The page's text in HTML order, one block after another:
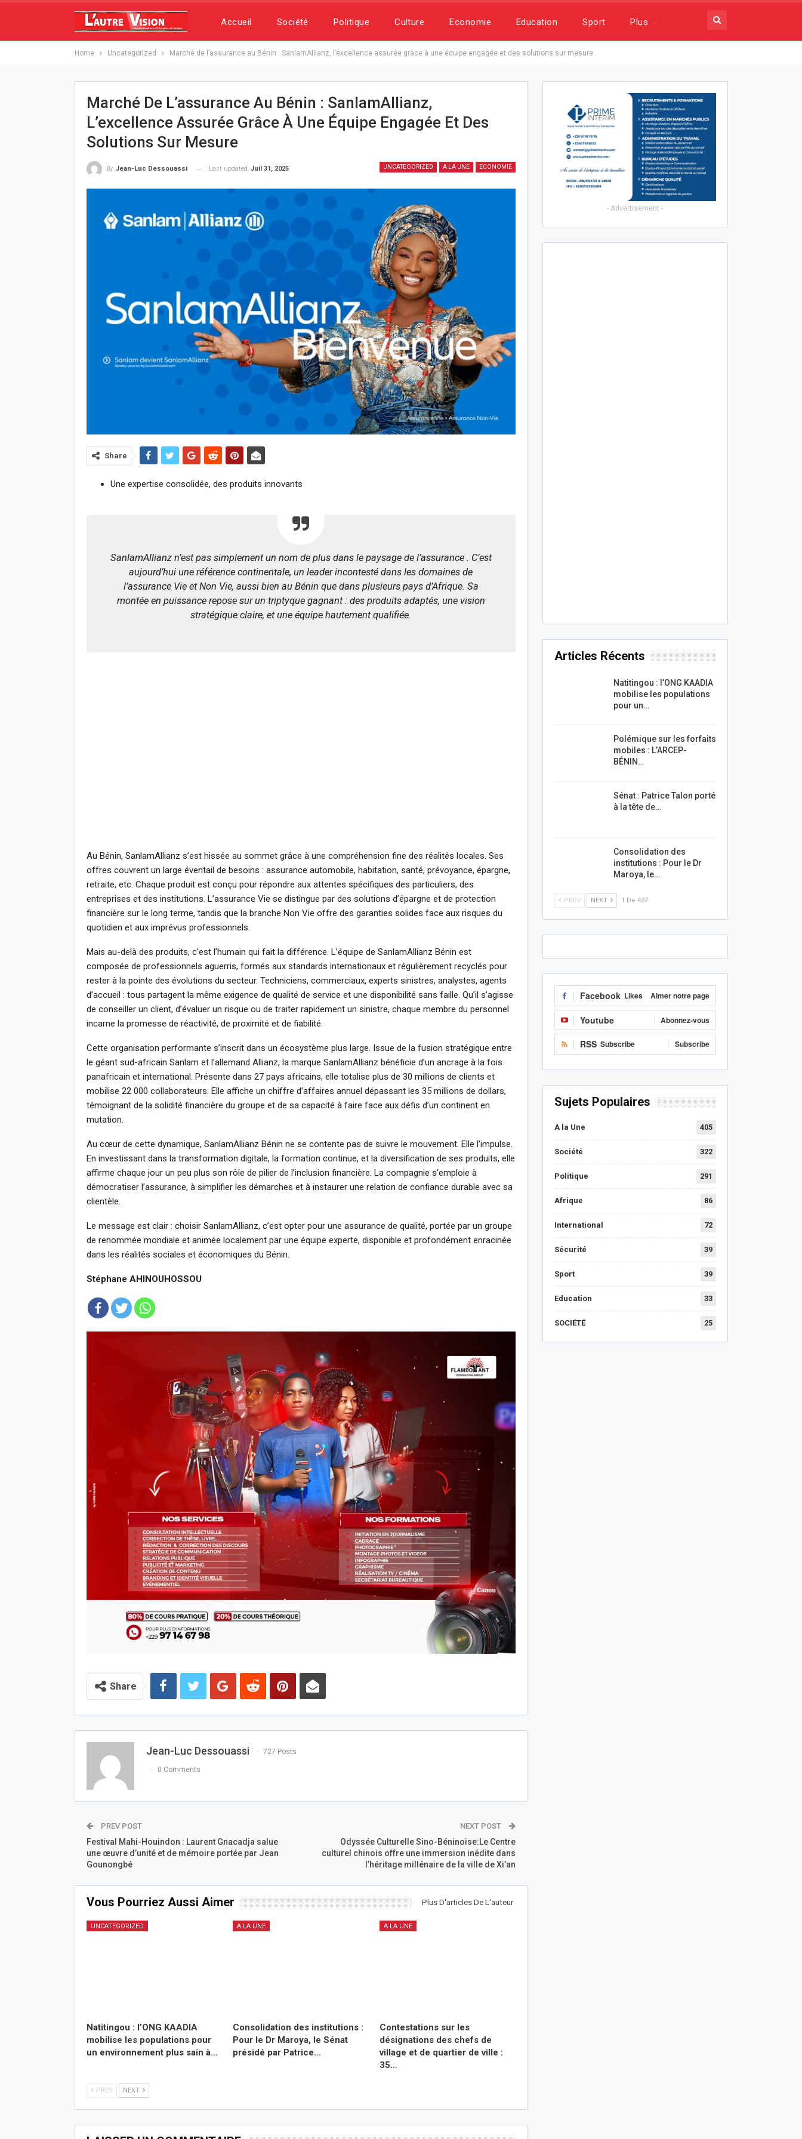
Accueil Société Politique Culture Economie Education Sport Plus
Home Uncategorized Marché de l’assurance au Bénin : SanlamAllianz, l’excellence assurée grâce à une équipe engagée et des solutions sur mesure
Marché De L’assurance Au Bénin : SanlamAllianz,
L’excellence Assurée Grâce À Une Équipe Engagée Et Des
Solutions Sur Mesure
UNCATEGORIZED A LA UNE ECONOMIE
By Jean-Luc Dessouassi Last updated Juil 31, 2025
Share
Une expertise consolidée, des produits innovants
SanlamAllianz n’est pas simplement un nom de plus dans le paysage de l’assurance . C’est
aujourd’hui une référence continentale, un leader incontesté dans les domaines de
l’assurance Vie et Non Vie, aussi bien au Bénin que dans plusieurs pays d’Afrique. Sa
montée en puissance repose sur un triptyque gagnant : des produits adaptés, une vision
stratégique claire, et une équipe hautement qualifiée.
Au Bénin, SanlamAllianz s’est hissée au sommet grâce à une compréhension fine des réalités locales. Ses
offres couvrent un large éventail de besoins : assurance automobile, habitation, santé, prévoyance, épargne,
retraite, etc. Chaque produit est conçu pour répondre aux attentes spécifiques des particuliers, des
entreprises et des institutions. L’assurance Vie se distingue par des solutions d’épargne et de protection
financière sur le long terme, tandis que la branche Non Vie offre des garanties solides face aux risques du
quotidien et aux imprévus professionnels.
Mais au-delà des produits, c’est l’humain qui fait la différence. L’équipe de SanlamAllianz Bénin est
composée de professionnels aguerris, formés aux standards internationaux et régulièrement recyclés pour
rester à la pointe des évolutions du secteur. Techniciens, commerciaux, experts sinistres, analystes, agents
d’accueil : tous partagent la même exigence de qualité de service et une disponibilité sans faille. Qu’il s’agisse
de conseiller un client, d’évaluer un risque ou de traiter rapidement un sinistre, chaque membre du personnel
incarne la promesse de réactivité, de proximité et de fiabilité.
Cette organisation performante s’inscrit dans un écosystème plus large. Issue de la fusion stratégique entre
le géant sud-africain Sanlam et l’allemand Allianz, la marque SanlamAllianz bénéficie d’un ancrage à la fois
panafricain et international. Présente dans 27 pays africains, elle totalise plus de 30 millions de clients et
mobilise 22 000 collaborateurs. Elle affiche un chiffre d’affaires annuel dépassant les 35 millions de dollars,
témoignant de la solidité financière du groupe et de sa capacité à faire face aux défis d’un continent en
mutation.
Au cœur de cette dynamique, SanlamAllianz Bénin ne se contente pas de suivre le mouvement. Elle l’impulse.
En investissant dans la transformation digitale, la formation continue, et la diversification de ses produits, elle
affirme chaque jour un peu plus son rôle de pilier de l’inclusion financière. La compagnie s’emploie à
démocratiser l’assurance, à simplifier les démarches et à instaurer une relation de confiance durable avec sa
clientèle.
Le message est clair : choisir SanlamAllianz, c’est opter pour une assurance de qualité, portée par un groupe
de renommée mondiale et animée localement par une équipe experte, disponible et profondément enracinée
dans les réalités sociales et économiques du Bénin.
Stéphane AHINOUHOSSOU
Share
Jean-Luc Dessouassi 727 Posts
0 Comments
PREV POST
Festival Mahi-Houindon : Laurent Gnacadja salue
une œuvre d’unité et de mémoire portée par Jean
Gounongbé
NEXT POST
Odyssée Culturelle Sino-Béninoise:Le Centre
culturel chinois offre une immersion inédite dans
l’héritage millénaire de la ville de Xi’an
Vous Pourriez Aussi Aimer Plus D'articles De L'auteur
UNCATEGORIZED
Natitingou : l’ONG KAADIA
mobilise les populations pour
un environnement plus sain à…
A LA UNE
Consolidation des institutions :
Pour le Dr Maroya, le Sénat
présidé par Patrice…
A LA UNE
Contestations sur les
désignations des chefs de
village et de quartier de ville :
35…
PREV NEXT
- Advertisement -
Articles Récents
Natitingou : l’ONG KAADIA
mobilise les populations
pour un…
Polémique sur les forfaits
mobiles : L’ARCEP-
BÉNIN…
Sénat : Patrice Talon porté
à la tête de…
Consolidation des
institutions : Pour le Dr
Maroya, le…
PREV NEXT 1 De 437
Facebook Likes Aimer notre page
Youtube Abonnez-vous
RSS Subscribe Subscribe
Sujets Populaires
A la Une 405
Société 322
Politique 291
Afrique 86
International 72
Sécurité 39
Sport 39
Education 33
SOCIÉTÉ 25